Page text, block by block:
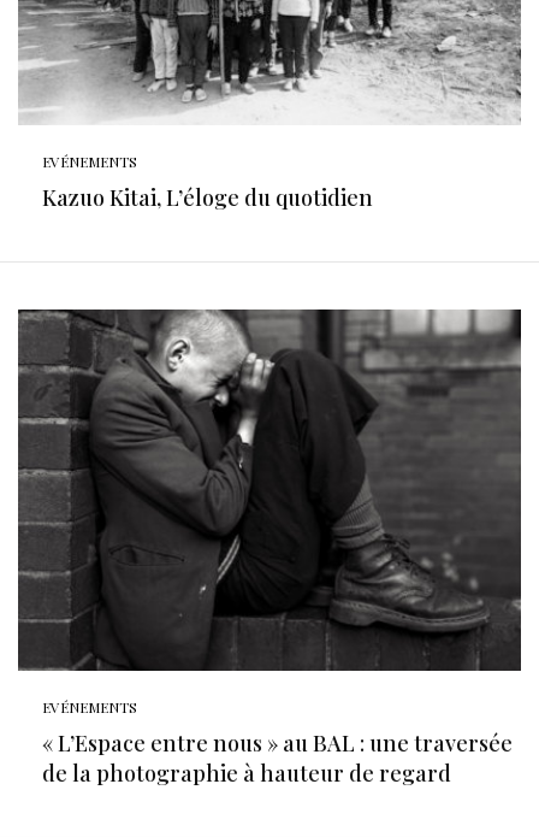
EVÉNEMENTS
Kazuo Kitai, L’éloge du quotidien
EVÉNEMENTS
« L’Espace entre nous » au BAL : une traversée
de la photographie à hauteur de regard